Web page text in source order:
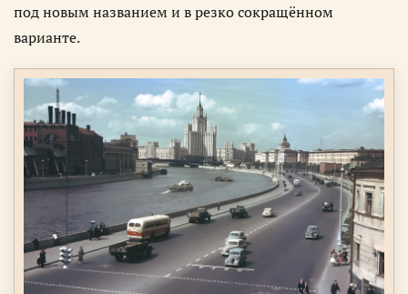
под новым названием и в резко сокращённом
варианте.